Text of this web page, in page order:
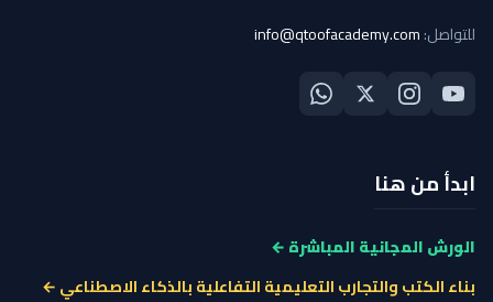
للتواصل:info@qtoofacademy.com
ابدأ من هنا
الورش المجانية المباشرة ←
بناء الكتب والتجارب التعليمية التفاعلية بالذكاء الاصطناعي ←